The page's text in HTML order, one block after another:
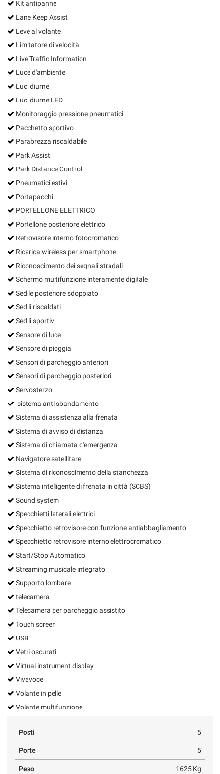
Kit antipanne
Lane Keep Assist
Leve al volante
Limitatore di velocità
Live Traffic Information
Luce d'ambiente
Luci diurne
Luci diurne LED
Monitoraggio pressione pneumatici
Pacchetto sportivo
Parabrezza riscaldabile
Park Assist
Park Distance Control
Pneumatici estivi
Portapacchi
PORTELLONE ELETTRICO
Portellone posteriore elettrico
Retrovisore interno fotocromatico
Ricarica wireless per smartphone
Riconoscimento dei segnali stradali
Schermo multifunzione interamente digitale
Sedile posteriore sdoppiato
Sedili riscaldati
Sedili sportivi
Sensore di luce
Sensore di pioggia
Sensori di parcheggio anteriori
Sensori di parcheggio posteriori
Servosterzo
sistema anti sbandamento
Sistema di assistenza alla frenata
Sistema di avviso di distanza
Sistema di chiamata d'emergenza
Navigatore satellitare
Sistema di riconoscimento della stanchezza
Sistema intelligente di frenata in città (SCBS)
Sound system
Specchietti laterali elettrici
Specchietto retrovisore con funzione antiabbagliamento
Specchietto retrovisore interno elettrocromatico
Start/Stop Automatico
Streaming musicale integrato
Supporto lombare
telecamera
Telecamera per parcheggio assistito
Touch screen
USB
Vetri oscurati
Virtual instrument display
Vivavoce
Volante in pelle
Volante multifunzione
Posti 5
Porte 5
Peso 1625 Kg